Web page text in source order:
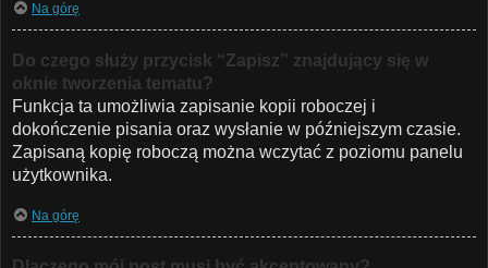
Na górę
Do czego służy przycisk “Zapisz” znajdujący się w
oknie tworzenia tematu?
Funkcja ta umożliwia zapisanie kopii roboczej i
dokończenie pisania oraz wysłanie w późniejszym czasie.
Zapisaną kopię roboczą można wczytać z poziomu panelu
użytkownika.
Na górę